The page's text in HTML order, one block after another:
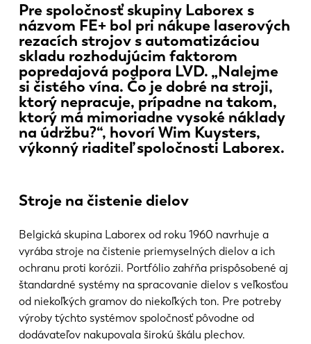
Pre spoločnosť skupiny Laborex s
názvom FE+ bol pri nákupe laserových
rezacích strojov s automatizáciou
skladu rozhodujúcim faktorom
popredajová podpora LVD. „Nalejme
si čistého vína. Čo je dobré na stroji,
ktorý nepracuje, prípadne na takom,
ktorý má mimoriadne vysoké náklady
na údržbu?“, hovorí Wim Kuysters,
výkonný riaditeľ spoločnosti Laborex.
Stroje na čistenie dielov
Belgická skupina Laborex od roku 1960 navrhuje a
vyrába stroje na čistenie priemyselných dielov a ich
ochranu proti korózii. Portfólio zahŕňa prispôsobené aj
štandardné systémy na spracovanie dielov s veľkosťou
od niekoľkých gramov do niekoľkých ton. Pre potreby
výroby týchto systémov spoločnosť pôvodne od
dodávateľov nakupovala širokú škálu plechov.
O spoločnosti LVD
Novinky
Objavte LVD
Príbehy zákazníkov
Podujatia
Stredisko zdrojov
Priemyselné odvetvia a riešenia
Kontaktujte nás